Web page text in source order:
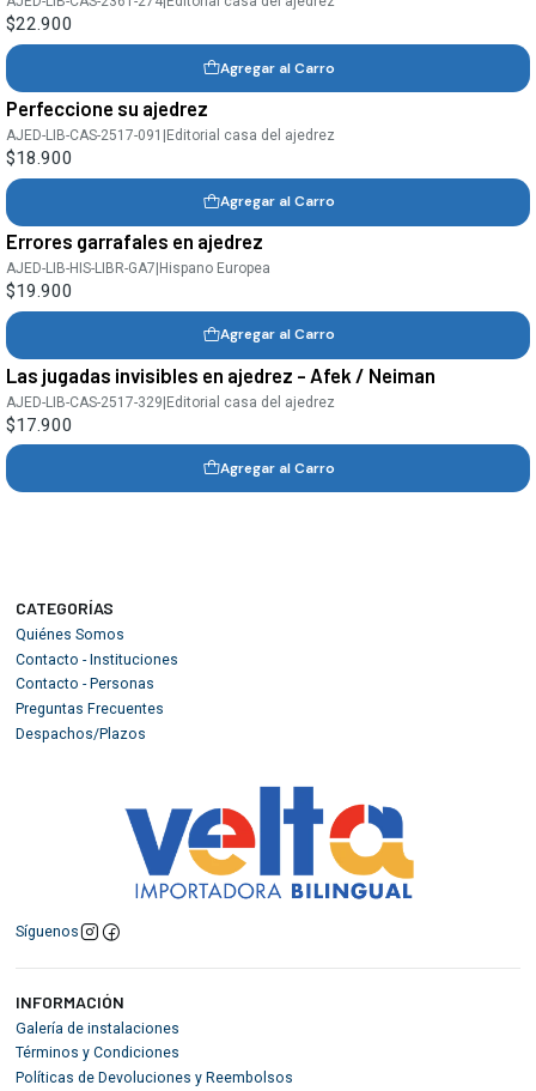
$22.900
Agregar al Carro
Perfeccione su ajedrez
AJED-LIB-CAS-2517-091 |Editorial casa del ajedrez
$18.900
Agregar al Carro
Errores garrafales en ajedrez
AJED-LIB-HIS-LIBR-GA7 Hispano Europea
$19.900
Agregar al Carro
Las jugadas invisibles en ajedrez - Afek / Neiman
AJED-LIB-CAS-2517-329|Editorial casa del ajedrez
$17.900
Agregar al Carro
CATEGORÍAS
Quiénes Somos
Contacto - Instituciones
Contacto - Personas
Preguntas Frecuentes
Despachos/Plazos
Síguenos
INFORMACIÓN
Galería de instalaciones
Términos y Condiciones
Políticas de Devoluciones y Reembolsos